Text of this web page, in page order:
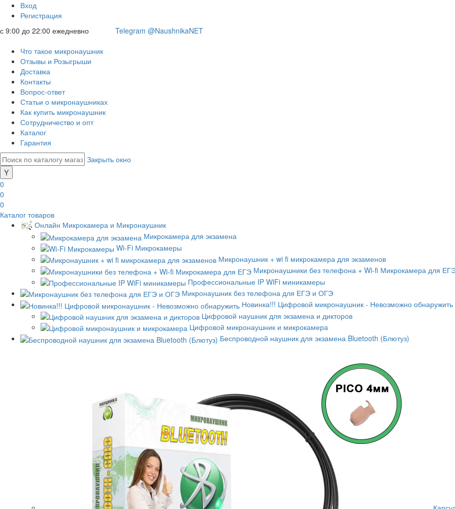
Вход
Регистрация
с 9:00 до 22:00 ежедневно
Telegram @NaushnikaNET
Что такое микронаушник
Отзывы и Розыгрыши
Доставка
Контакты
Вопрос-ответ
Статьи о микронаушниках
Как купить микронаушник
Сотрудничество и опт
Каталог
Гарантия
Закрыть окно
0
0
0
Каталог товаров
Онлайн Микрокамера и Микронаушник
Микрокамера для экзамена
Wi-Fi Микрокамеры
Микронаушник + wi fi микрокамера для экзаменов
Микронаушники без телефона + Wi-fi Микрокамера для
Профессиональные IP WiFi миникамеры
Микронаушник без телефона для ЕГЭ и ОГЭ
Новинка!!! Цифровой микронаушник - Невозможно обнаружить
Цифровой наушник для экзамена и дикторов
Цифровой микронаушник и микрокамера
Беспроводной наушник для экзамена Bluetooth (Блютуз)